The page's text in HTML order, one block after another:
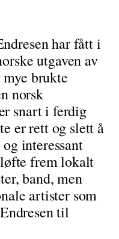
har fått i
utgaven av
brukte
norsk
snart i ferdig
er rett og slett å
interessant
frem lokalt
band, men
artister som
til